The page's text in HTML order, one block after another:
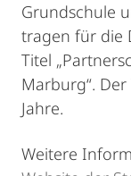
Grundschule
tragen für die
Titel
Marburg“.
Jahre.
Weitere